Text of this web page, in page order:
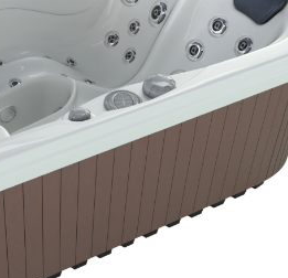
na sljedećim linkovima:
org/
eu/